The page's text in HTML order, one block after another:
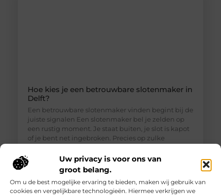
Uw privacy is voor ons van
groot belang.
Om u de best mogelijke ervaring te bieden, maken wij gebruik van
cookies en vergelijkbare technologieën. Hiermee verkrijgen we
Hoe kies je een betrouwbare slotenmaker in
Delft?
Een betrouwbare slotenmaker vinden begint bij de
juiste signalen Een slotenmaker bel je zelden op
een rustig moment. Je staat buiten, je slot is kapot
of je bent net ingebroken. Precies op zulke
je voor je hebt. Toch is een betrouwbare
slotenmaker in Delft geen zeldzaamheid, als je
weet waar je